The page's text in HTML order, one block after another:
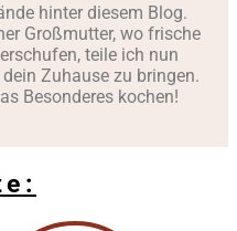
hinter diesem Blog.
Großmutter, wo frische
teile ich nun
Zuhause zu bringen.
Besonderes kochen!